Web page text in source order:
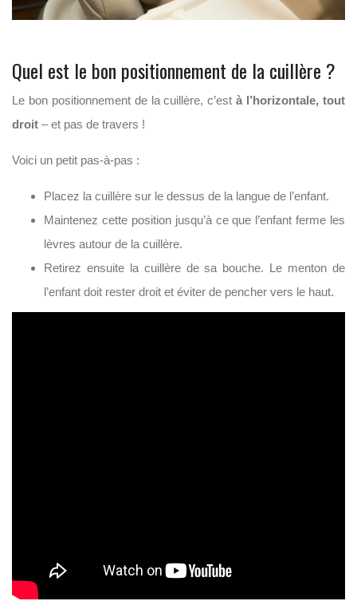
Quel est le bon positionnement de la cuillère ?
Le bon positionnement de la cuillère, c’està l’horizontale, tout
droit – et pas de travers !
Voici un petit pas-à-pas :
Placez la cuillère sur le dessus de la langue de l’enfant.
Maintenez cette position jusqu’à ce que l’enfant ferme les
lèvres autour de la cuillère.
Retirez ensuite la cuillère de sa bouche. Le menton de
l’enfant doit rester droit et éviter de pencher vers le haut.